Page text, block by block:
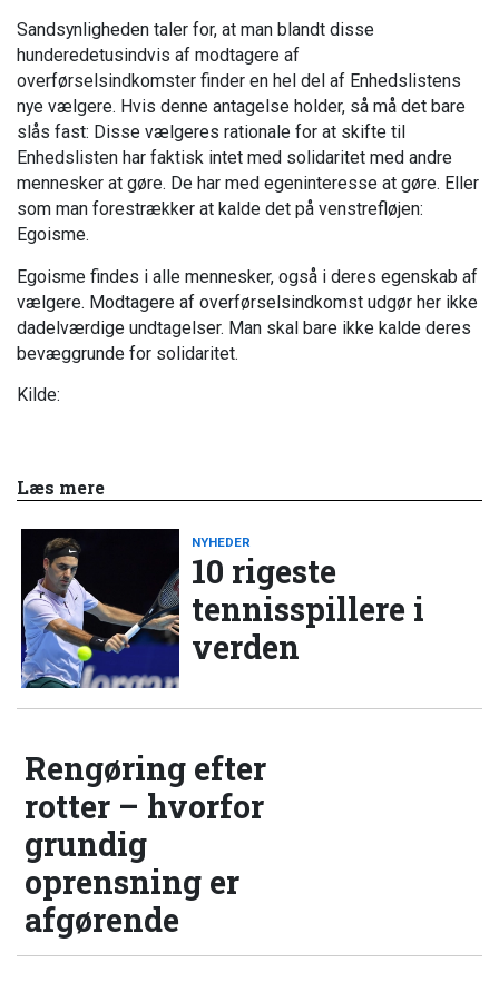
Sandsynligheden taler for, at man blandt disse
hunderedetusindvis af modtagere af
overførselsindkomster finder en hel del af Enhedslistens
nye vælgere. Hvis denne antagelse holder, så må det bare
slås fast: Disse vælgeres rationale for at skifte til
Enhedslisten har faktisk intet med solidaritet med andre
mennesker at gøre. De har med egeninteresse at gøre. Eller
som man forestrækker at kalde det på venstrefløjen:
Egoisme.
Egoisme findes i alle mennesker, også i deres egenskab af
vælgere. Modtagere af overførselsindkomst udgør her ikke
dadelværdige undtagelser. Man skal bare ikke kalde deres
bevæggrunde for solidaritet.
Kilde:
Læs mere
NYHEDER
10 rigeste
tennisspillere i
verden
Rengøring efter
rotter – hvorfor
grundig
oprensning er
afgørende